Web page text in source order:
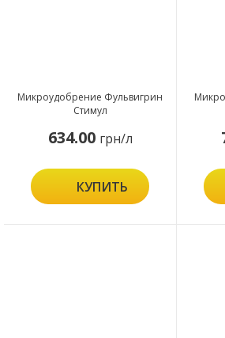
Микроудобрение Фульвигрин
Стимул
634.00 грн/л
КУПИТЬ